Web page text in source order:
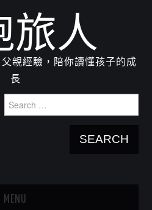
旅人
親經驗，陪你讀懂孩子的成
長
for:
MENU